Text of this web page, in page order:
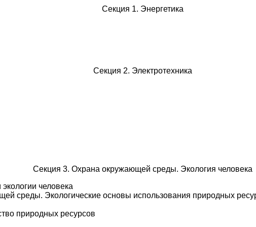
Секция 1. Энергетика
Секция 2. Электротехника
Секция 3. Охрана окружающей среды. Экология человека
человека
среды. Экологические основы использования природных
природных ресурсов